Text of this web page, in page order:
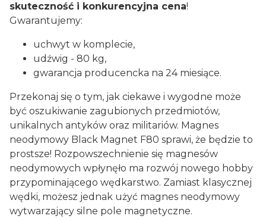
skuteczność i konkurencyjna cena!
Gwarantujemy:
uchwyt w komplecie,
udźwig - 80 kg,
gwarancja producencka na 24 miesiące.
Przekonaj się o tym, jak ciekawe i wygodne może
być oszukiwanie zagubionych przedmiotów,
unikalnych antyków oraz militariów. Magnes
neodymowy Black Magnet F80 sprawi, że będzie to
prostsze! Rozpowszechnienie się magnesów
neodymowych wpłynęło ma rozwój nowego hobby
przypominającego wędkarstwo. Zamiast klasycznej
wędki, możesz jednak użyć magnes neodymowy
wytwarzający silne pole magnetyczne.